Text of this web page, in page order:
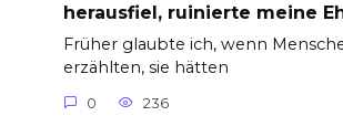
herausfiel, ruinierte meine
Früher glaubte ich, wenn
erzählten, sie hätten
0 236